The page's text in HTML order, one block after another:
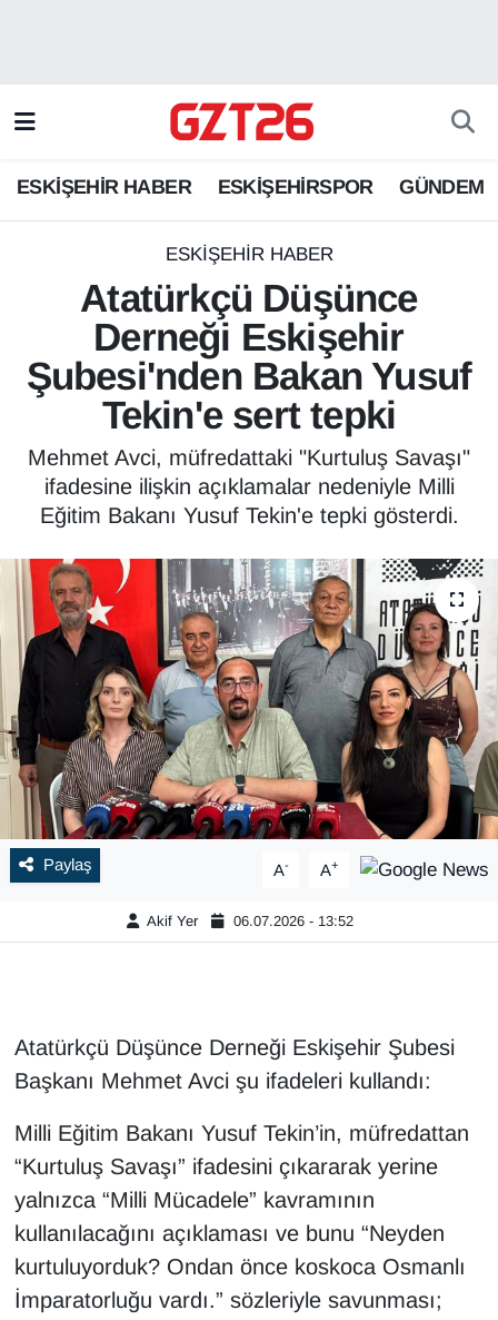
ESKİŞEHİR HABER ESKİŞEHİRSPOR GÜNDEM
ESKİŞEHİR HABER
Atatürkçü Düşünce
Derneği Eskişehir
Şubesi'nden Bakan Yusuf
Tekin'e sert tepki
Mehmet Avci, müfredattaki "Kurtuluş Savaşı"
ifadesine ilişkin açıklamalar nedeniyle Milli
Eğitim Bakanı Yusuf Tekin'e tepki gösterdi.
Paylaş A- A+
Akif Yer 06.07.2026 - 13:52
Atatürkçü Düşünce Derneği Eskişehir Şubesi
Başkanı Mehmet Avci şu ifadeleri kullandı:
Milli Eğitim Bakanı Yusuf Tekin’in, müfredattan
“Kurtuluş Savaşı” ifadesini çıkararak yerine
yalnızca “Milli Mücadele” kavramının
kullanılacağını açıklaması ve bunu “Neyden
kurtuluyorduk? Ondan önce koskoca Osmanlı
İmparatorluğu vardı.” sözleriyle savunması;
ESKİŞEHİRSPOR
GÜNDEM
Odunpazarı Trafik Yoğunluk Haritası
Süper Lig Puan Durumu ve Fikstür
Tüm Manşetler
Son Dakika Haberleri
Haber Arşivi